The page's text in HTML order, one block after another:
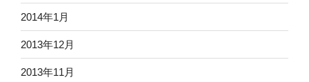
2014年1月
2013年12月
2013年11月